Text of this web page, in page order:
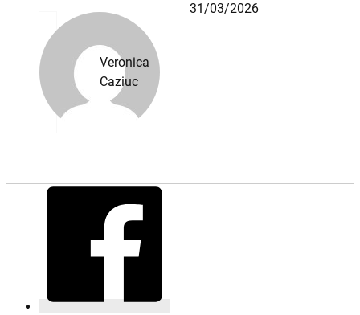
Veronica
Caziuc
31/03/2026